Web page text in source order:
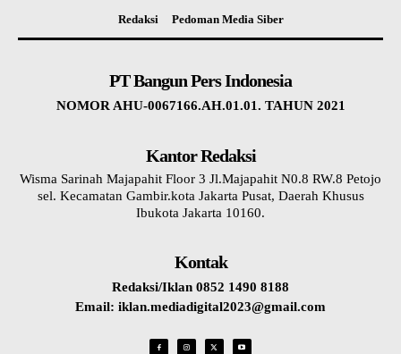
Redaksi Pedoman Media Siber
PT Bangun Pers Indonesia
NOMOR AHU-0067166.AH.01.01. TAHUN 2021
Kantor Redaksi
Wisma Sarinah Majapahit Floor 3 Jl.Majapahit N0.8 RW.8 Petojo
sel. Kecamatan Gambir.kota Jakarta Pusat, Daerah Khusus
Ibukota Jakarta 10160.
Kontak
Redaksi/Iklan 0852 1490 8188
Email: iklan.mediadigital2023@gmail.com